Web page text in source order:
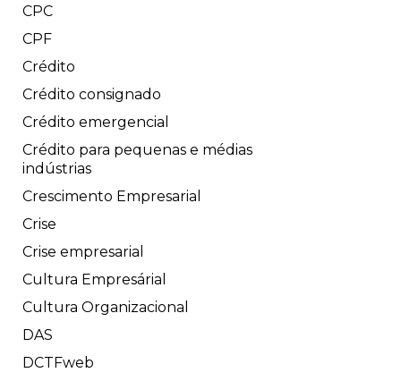
CPC
CPF
Crédito
Crédito consignado
Crédito emergencial
Crédito para pequenas e médias
indústrias
Crescimento Empresarial
Crise
Crise empresarial
Cultura Empresárial
Cultura Organizacional
DAS
DCTFweb